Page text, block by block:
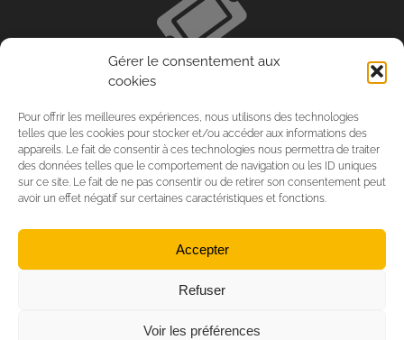
Gérer le consentement aux
cookies
Pour offrir les meilleures expériences, nous utilisons des technologies
telles que les cookies pour stocker et/ou accéder aux informations des
appareils. Le fait de consentir à ces technologies nous permettra de traiter
des données telles que le comportement de navigation ou les ID uniques
sur ce site. Le fait de ne pas consentir ou de retirer son consentement peut
avoir un effet négatif sur certaines caractéristiques et fonctions.
Accepter
Refuser
Voir les préférences